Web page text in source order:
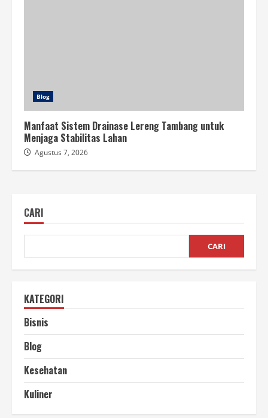
Blog
Manfaat Sistem Drainase Lereng Tambang untuk
Menjaga Stabilitas Lahan
Agustus 7, 2026
CARI
CARI
KATEGORI
Bisnis
Blog
Kesehatan
Kuliner